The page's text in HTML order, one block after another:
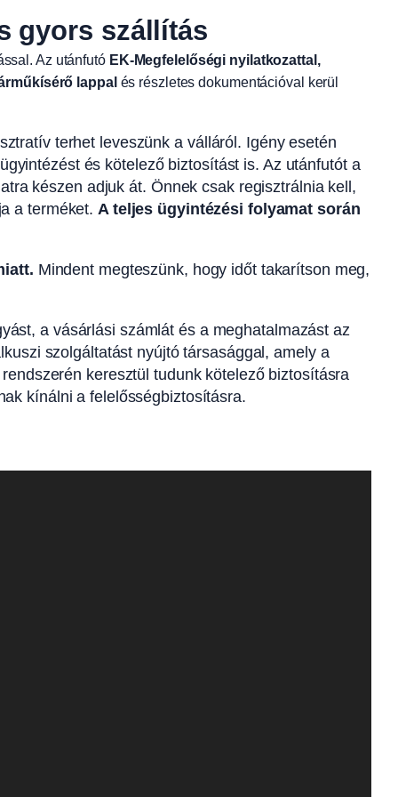
gyors szállítás
Az utánfutó EK-Megfelelőségi nyilatkozattal,
lappal és részletes dokumentációval kerül
terhet leveszünk a válláról. Igény esetén
és kötelező biztosítást is. Az utánfutót a
készen adjuk át. Önnek csak regisztrálnia kell,
a terméket. A teljes ügyintézési folyamat során
Mindent megteszünk, hogy időt takarítson meg,
a vásárlási számlát és a meghatalmazást az
szolgáltatást nyújtó társasággal, amely a
keresztül tudunk kötelező biztosításra
kínálni a felelősségbiztosításra.